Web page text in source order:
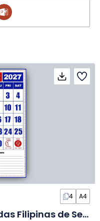
4 A4
Calendário de Feriados das Filipinas de Setembro de 2027 em Slides